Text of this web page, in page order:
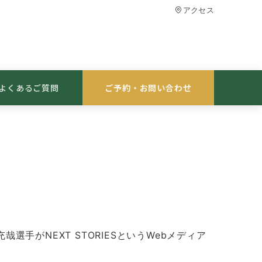
アクセス
くあるご質問 ご予約・お問い合わせ
選手がNEXT STORIESというWebメディア